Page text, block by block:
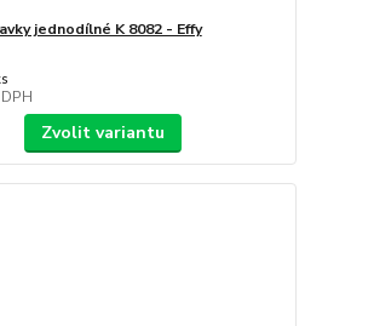
jednodílné K 8082 - Effy
Zvolit variantu